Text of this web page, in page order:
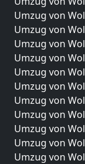
Umzug von
Umzug von
Umzug von
Umzug von
Umzug von
Umzug von
Umzug von
Umzug von
Umzug von
Umzug von
Umzug von